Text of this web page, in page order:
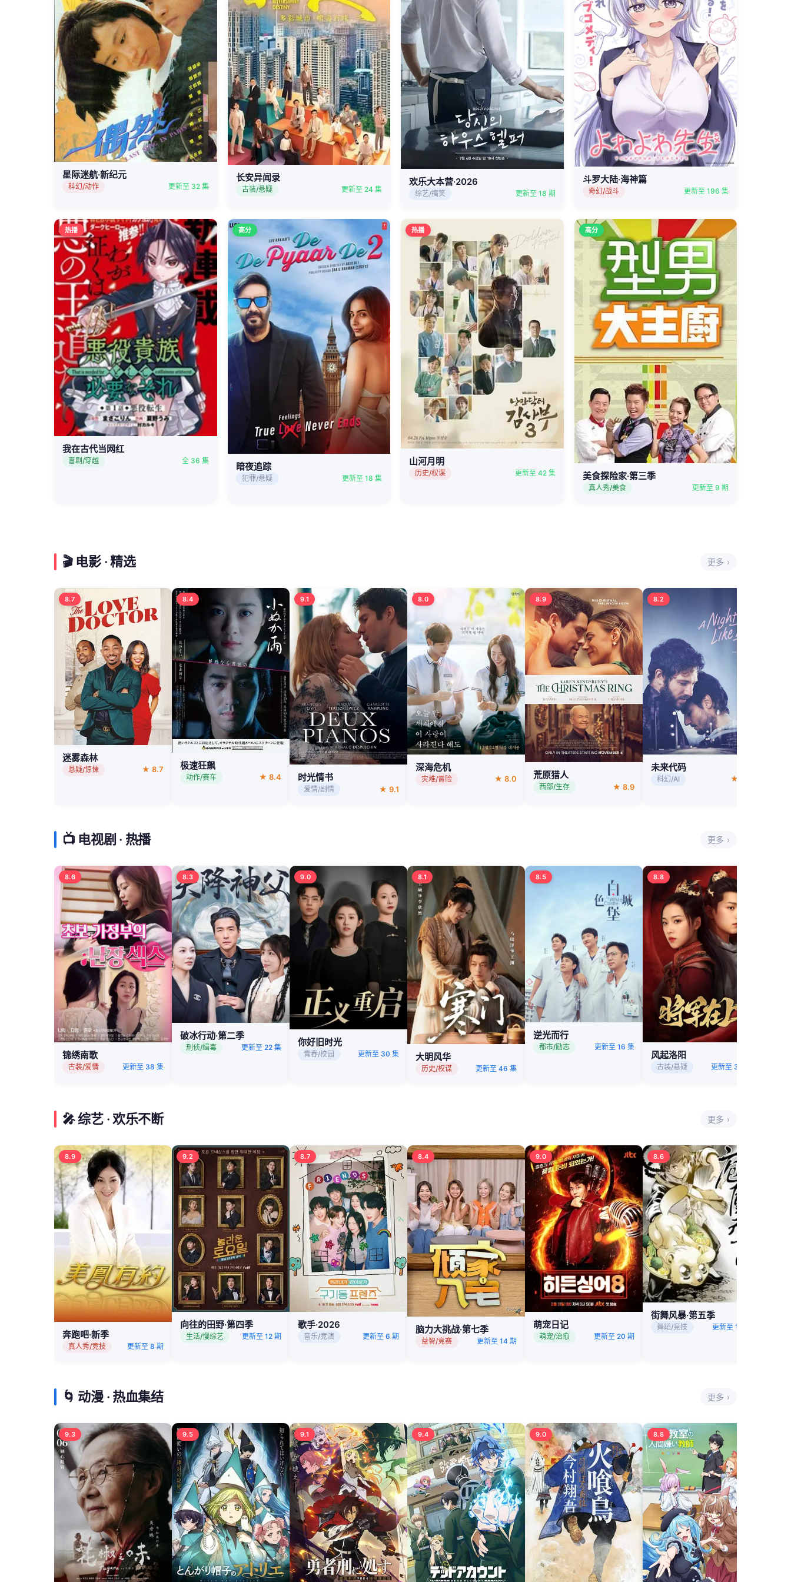
星际迷航·新纪元
科幻/动作 更新至 32 集
长安异闻录
古装/悬疑 更新至 24 集
欢乐大本营·2026
综艺/搞笑 更新至 18 期
斗罗大陆·海神篇
奇幻/战斗 更新至 196 集
热播
我在古代当网红
喜剧/穿越 全 36 集
高分
暗夜追踪
犯罪/悬疑 更新至 18 集
热播
山河月明
历史/权谋 更新至 42 集
高分
美食探险家·第三季
真人秀/美食 更新至 9 期
🎬 电影 · 精选 更多 ›
8.7
迷雾森林
悬疑/惊悚 ★ 8.7
8.4
极速狂飙
动作/赛车 ★ 8.4
9.1
时光情书
爱情/剧情 ★ 9.1
8.0
深海危机
灾难/冒险 ★ 8.0
8.9
荒原猎人
西部/生存 ★ 8.9
8.2
未来代码
科幻/AI ★ 8.2
📺 电视剧 · 热播 更多 ›
8.6
锦绣南歌
古装/爱情 更新至 38 集
8.3
破冰行动·第二季
刑侦/缉毒 更新至 22 集
9.0
你好旧时光
青春/校园 更新至 30 集
8.1
大明风华
历史/权谋 更新至 46 集
8.5
逆光而行
都市/励志 更新至 16 集
8.8
风起洛阳
古装/悬疑 更新至 34 集
🎤 综艺 · 欢乐不断 更多 ›
8.9
奔跑吧·新季
真人秀/竞技 更新至 8 期
9.2
向往的田野·第四季
生活/慢综艺 更新至 12 期
8.7
歌手·2026
音乐/竞演 更新至 6 期
8.4
脑力大挑战·第七季
益智/竞赛 更新至 14 期
9.0
萌宠日记
萌宠/治愈 更新至 20 期
8.6
街舞风暴·第五季
舞蹈/竞技 更新至 10 期
🌀 动漫 · 热血集结 更多 ›
9.3 9.5 9.1 9.4 9.0 8.8